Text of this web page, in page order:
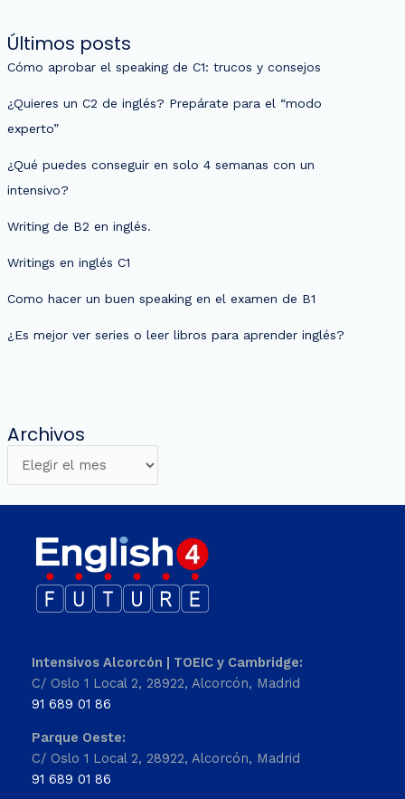
Últimos posts
Cómo aprobar el speaking de C1: trucos y consejos
¿Quieres un C2 de inglés? Prepárate para el “modo
experto”
¿Qué puedes conseguir en solo 4 semanas con un
intensivo?
Writing de B2 en inglés.
Writings en inglés C1
Como hacer un buen speaking en el examen de B1
¿Es mejor ver series o leer libros para aprender inglés?
Archivos
Intensivos Alcorcón | TOEIC y Cambridge:
C/ Oslo 1 Local 2, 28922, Alcorcón, Madrid
91 689 01 86
Parque Oeste:
C/ Oslo 1 Local 2, 28922, Alcorcón, Madrid
91 689 01 86